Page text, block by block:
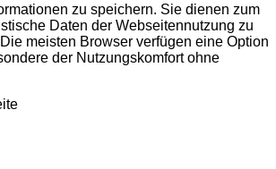
zu speichern. Sie dienen zum
Daten der Webseitennutzung zu
meisten Browser verfügen eine Option
der Nutzungskomfort ohne